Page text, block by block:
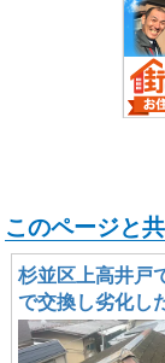
このページと
杉並区上高井戸
で交換し劣化し